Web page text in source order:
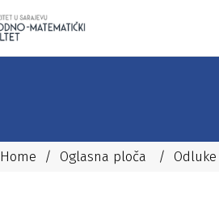
Home / Oglasna ploča /